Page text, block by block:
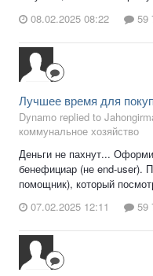
08.02.2025 08:22
59
Лучшее время для
Dynamo replied to
коммунальное хозяйство
Деньги не пахнут...
бенефициар (не end-user).
помощник), который
07.02.2025 12:11
59